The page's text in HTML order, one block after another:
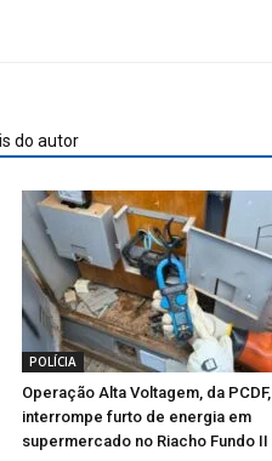
do autor
POLÍCIA
Operação Alta Voltagem, da PCDF,
interrompe furto de energia em
supermercado no Riacho Fundo II